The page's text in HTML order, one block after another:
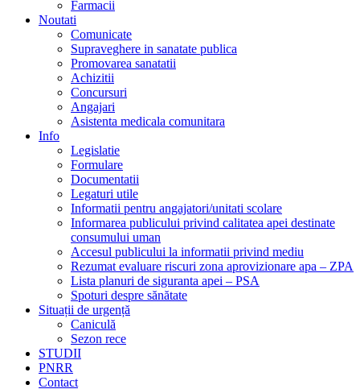
Farmacii
Noutati
Comunicate
Supraveghere in sanatate publica
Promovarea sanatatii
Achizitii
Concursuri
Angajari
Asistenta medicala comunitara
Info
Legislatie
Formulare
Documentatii
Legaturi utile
Informatii pentru angajatori/unitati scolare
Informarea publicului privind calitatea apei destinate
consumului uman
Accesul publicului la informatii privind mediu
Rezumat evaluare riscuri zona aprovizionare apa – ZPA
Lista planuri de siguranta apei – PSA
Spoturi despre sănătate
Situații de urgență
Caniculă
Sezon rece
STUDII
PNRR
Contact